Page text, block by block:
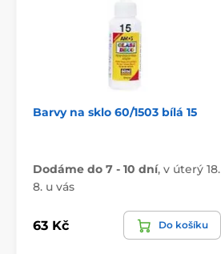
Barvy na sklo 60/1503 bílá 15
Dodáme do 7 - 10 dní, v úterý 18.
8. u vás
63 Kč Do košíku